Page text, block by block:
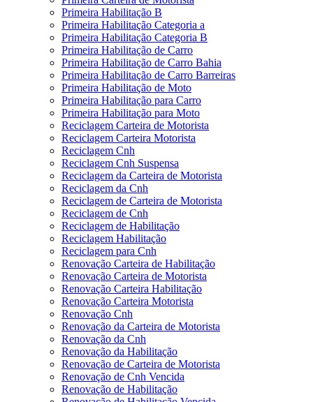
Primeira Habilitação B
Primeira Habilitação Categoria a
Primeira Habilitação Categoria B
Primeira Habilitação de Carro
Primeira Habilitação de Carro Bahia
Primeira Habilitação de Carro Barreiras
Primeira Habilitação de Moto
Primeira Habilitação para Carro
Primeira Habilitação para Moto
Reciclagem Carteira de Motorista
Reciclagem Carteira Motorista
Reciclagem Cnh
Reciclagem Cnh Suspensa
Reciclagem da Carteira de Motorista
Reciclagem da Cnh
Reciclagem de Carteira de Motorista
Reciclagem de Cnh
Reciclagem de Habilitação
Reciclagem Habilitação
Reciclagem para Cnh
Renovação Carteira de Habilitação
Renovação Carteira de Motorista
Renovação Carteira Habilitação
Renovação Carteira Motorista
Renovação Cnh
Renovação da Carteira de Motorista
Renovação da Cnh
Renovação da Habilitação
Renovação de Carteira de Motorista
Renovação de Cnh Vencida
Renovação de Habilitação